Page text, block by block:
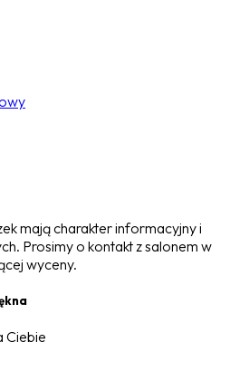
mają charakter informacyjny i
Prosimy o kontakt z salonem w
wyceny.
Ciebie